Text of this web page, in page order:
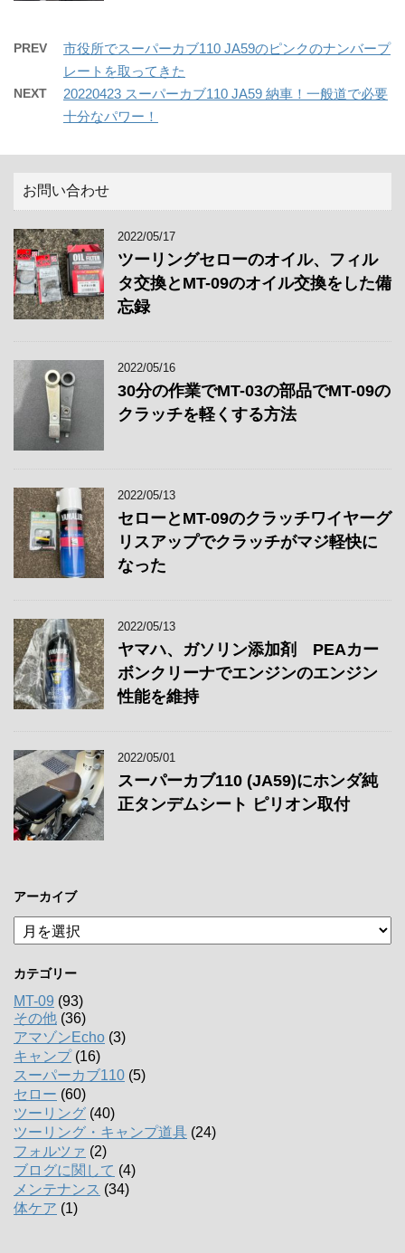
PREV
市役所でスーパーカブ110 JA59のピンクのナンバープ
レートを取ってきた
NEXT
20220423 スーパーカブ110 JA59 納車！一般道で必要
十分なパワー！
お問い合わせ
2022/05/17
ツーリングセローのオイル、フィル
タ交換とMT-09のオイル交換をした備
忘録
2022/05/16
30分の作業でMT-03の部品でMT-09の
クラッチを軽くする方法
2022/05/13
セローとMT-09のクラッチワイヤーグ
リスアップでクラッチがマジ軽快に
なった
2022/05/13
ヤマハ、ガソリン添加剤 PEAカー
ボンクリーナでエンジンのエンジン
性能を維持
2022/05/01
スーパーカブ110 (JA59)にホンダ純
正タンデムシート ピリオン取付
アーカイブ
ア
ー
イ
ブ
カテゴリー
MT-09 (93)
その他 (36)
アマゾンEcho (3)
キャンプ(16)
スーパーカブ110 (5)
セロー (60)
ツーリング (40)
ツーリング・キャンプ道具 (24)
フォルツァ (2)
ブログに関して (4)
メンテナンス (34)
体ケア (1)